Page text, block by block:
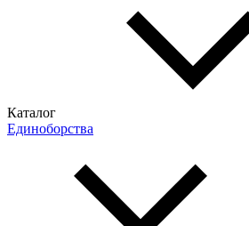
Каталог
Единоборства